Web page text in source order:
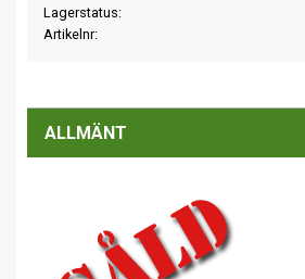
Lagerstatus
Artikelnr
ALLMÄNT